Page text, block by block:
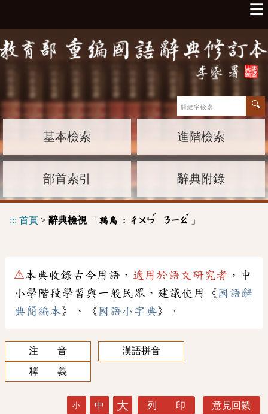
☰
基本檢索 進階檢索
部首索引 辭典附錄
::: 首頁 > 辭典檢視「 鶉鳥 : ㄔㄨㄣ
ˊ
ㄋㄧㄠ
ˇ
」
⚠本典收錄古今用語， 適用於語文研究者 ，中
小學階段學習與一般民眾，建議使用《 國語辭
典簡編本》、《 國語小字典》。
注 音
漢語拼音
釋 義
小 中 大 列 印 意見回饋